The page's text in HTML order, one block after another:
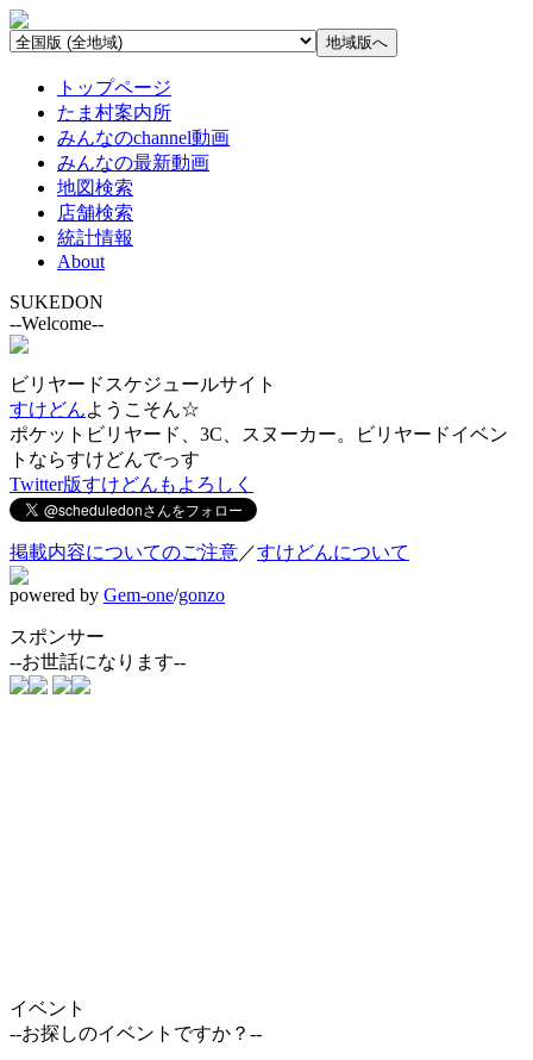
トップページ
たま村案内所
みんなのchannel動画
みんなの最新動画
地図検索
店舗検索
統計情報
About
SUKEDON
--Welcome--
ビリヤードスケジュールサイト
すけどんようこそん☆
ポケットビリヤード、3C、スヌーカー。ビリヤードイベン
トならすけどんでっす
Twitter版すけどんもよろしく
掲載内容についてのご注意／すけどんについて
powered by Gem-one/gonzo
スポンサー
--お世話になります--
イベント
--お探しのイベントですか？--